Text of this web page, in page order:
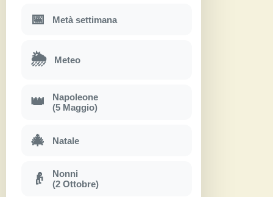
📅 Metà settimana
🌦 Meteo
👑
Napoleone
(5 Maggio)
🎄 Natale
👴
Nonni
(2 Ottobre)